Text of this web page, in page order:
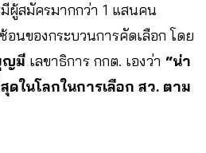
ผู้สมัครมากกว่า 1 แสนคน
นของกระบวนการคัดเลือก โดย
ญมี เลขาธิการ กกต. เองว่า “น่า
ดในโลกในการเลือก สว. ตาม